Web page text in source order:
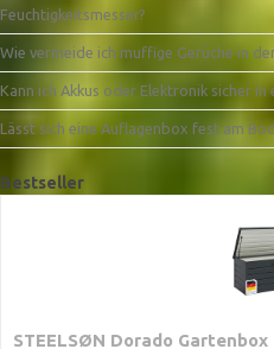
Feuchtigkeitsmesser?
Wie vermeide ich muffige Gerüche in
Kann ich Akkus oder Elektronik sicher
Lässt sich eine Auflagenbox fest am
Bestseller
STEELSØN Dorado Gartenbox